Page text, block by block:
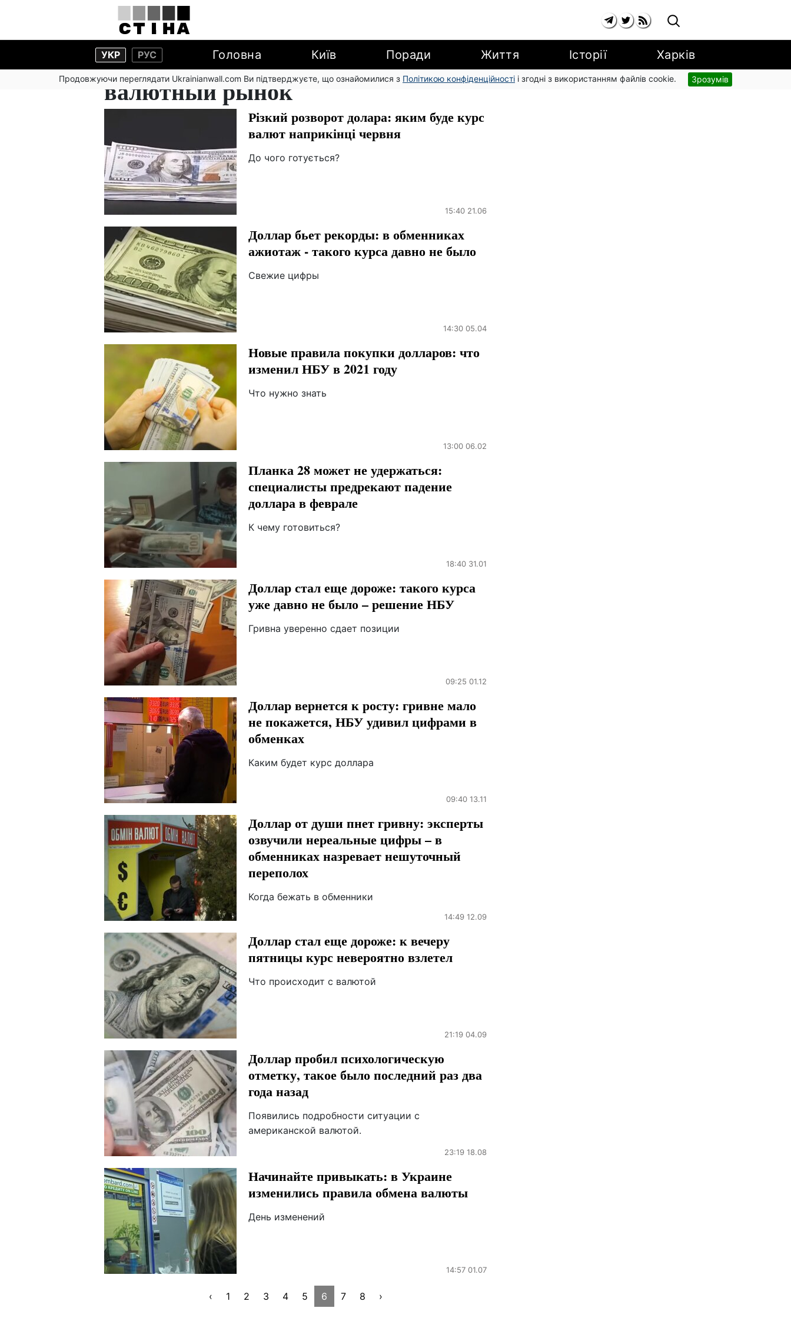
УКР РУС Головна Київ Поради Життя Історії Харків
Продовжуючи переглядати Ukrainianwall.com Ви підтверджуєте, що ознайомилися з Політикою конфіденційності і згодні з використанням файлів cookie. Зрозумів
валютный рынок
Різкий розворот долара: яким буде курс
валют наприкінці червня
До чого готується?
15:40 21.06
Доллар бьет рекорды: в обменниках
ажиотаж - такого курса давно не было
Свежие цифры
14:30 05.04
Новые правила покупки долларов: что
изменил НБУ в 2021 году
Что нужно знать
13:00 06.02
Планка 28 может не удержаться:
специалисты предрекают падение
доллара в феврале
К чему готовиться?
18:40 31.01
Доллар стал еще дороже: такого курса
уже давно не было – решение НБУ
Гривна уверенно сдает позиции
09:25 01.12
Доллар вернется к росту: гривне мало
не покажется, НБУ удивил цифрами в
обменках
Каким будет курс доллара
09:40 13.11
Доллар от души пнет гривну: эксперты
озвучили нереальные цифры – в
обменниках назревает нешуточный
переполох
Когда бежать в обменники
14:49 12.09
Доллар стал еще дороже: к вечеру
пятницы курс невероятно взлетел
Что происходит с валютой
21:19 04.09
Доллар пробил психологическую
отметку, такое было последний раз два
года назад
Появились подробности ситуации с
американской валютой.
23:19 18.08
Начинайте привыкать: в Украине
изменились правила обмена валюты
День изменений
14:57 01.07
‹ 1 2 3 4 5 6 7 8 ›